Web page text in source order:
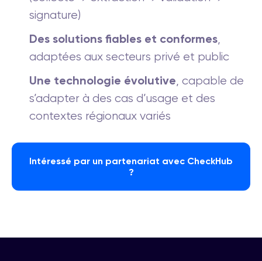
signature)
Des solutions fiables et conformes,
adaptées aux secteurs privé et public
Une technologie évolutive, capable de
s’adapter à des cas d’usage et des
contextes régionaux variés
Intéressé par un partenariat avec CheckHub
?